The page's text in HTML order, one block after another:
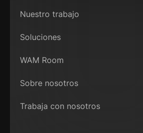
Nuestro trabajo
Soluciones
WAM Room
Sobre nosotros
Trabaja con nosotros